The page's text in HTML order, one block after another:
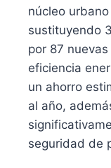
núcleo
sustituyendo
por 87
eficiencia
un ahorro
al año,
seguridad de